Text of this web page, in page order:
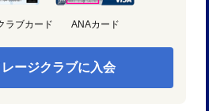
ラブカード ANAカード
ージクラブに入会